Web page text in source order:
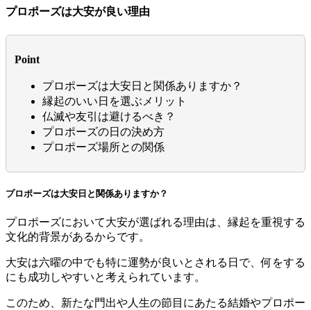
プロポーズは大安が良い理由
Point
プロポーズは大安日と関係ありますか？
縁起のいい日を選ぶメリット
仏滅や友引は避けるべき？
プロポーズの日の決め方
プロポーズ場所との関係
プロポーズは大安日と関係ありますか？
プロポーズにおいて大安が選ばれる理由は、縁起を重視する
文化的背景があるからです。
大安は六曜の中でも特に運勢が良いとされる日で、何をする
にも成功しやすいと考えられています。
このため、新たな門出や人生の節目にあたる結婚やプロポー